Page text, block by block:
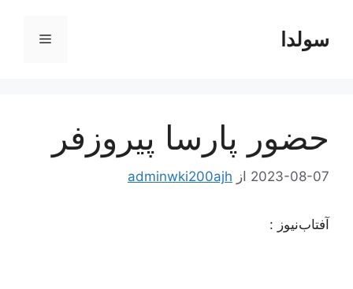
محتواسولدا فهرست
حضور پارسا پیروزفر
2023-08-07 از adminwki200ajh
آفتاب‌‌نیوز :